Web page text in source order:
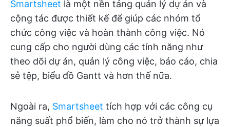
Smartsheet là một nền tảng quản lý dự án và
cộng tác được thiết kế để giúp các nhóm tổ
chức công việc và hoàn thành công việc. Nó
cung cấp cho người dùng các tính năng như
theo dõi dự án, quản lý công việc, báo cáo, chia
sẻ tệp, biểu đồ Gantt và hơn thế nữa.
Ngoài ra, Smartsheet tích hợp với các công cụ
năng suất phổ biến, làm cho nó trở thành sự lựa